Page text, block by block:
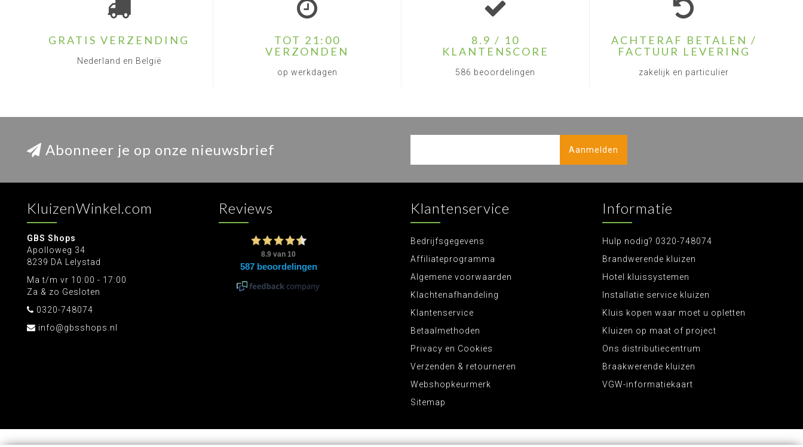
GRATIS VERZENDING
Nederland en België
TOT 21:00
VERZONDEN
op werkdagen
8.9 / 10
KLANTENSCORE
586 beoordelingen
ACHTERAF BETALEN /
FACTUUR LEVERING
zakelijk en particulier
Abonneer je op onze nieuwsbrief Aanmelden
KluizenWinkel.com
GBS Shops
Apolloweg 34
8239 DA Lelystad
Ma t/m vr 10:00 - 17:00
Za & zo Gesloten
0320-748074
info@gbsshops.nl
Reviews Klantenservice
Bedrijfsgegevens
Affiliateprogramma
Algemene voorwaarden
Klachtenafhandeling
Klantenservice
Betaalmethoden
Privacy en Cookies
Verzenden & retourneren
Webshopkeurmerk
Sitemap
Informatie
Hulp nodig? 0320-748074
Brandwerende kluizen
Hotel kluissystemen
Installatie service kluizen
Kluis kopen waar moet u opletten
Kluizen op maat of project
Ons distributiecentrum
Braakwerende kluizen
VGW-informatiekaart